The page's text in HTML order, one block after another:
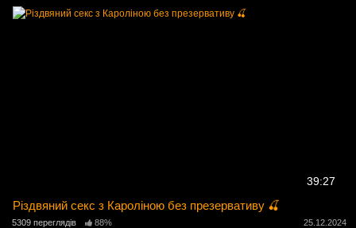
39:27
Різдвяний секс з Кароліною без презервативу 🍒
5309 переглядів 88% 25.12.2024